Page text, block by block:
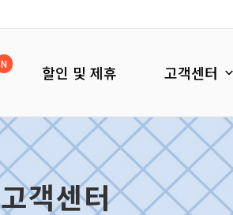
N 할인 및 제휴 고객센터
고객센터